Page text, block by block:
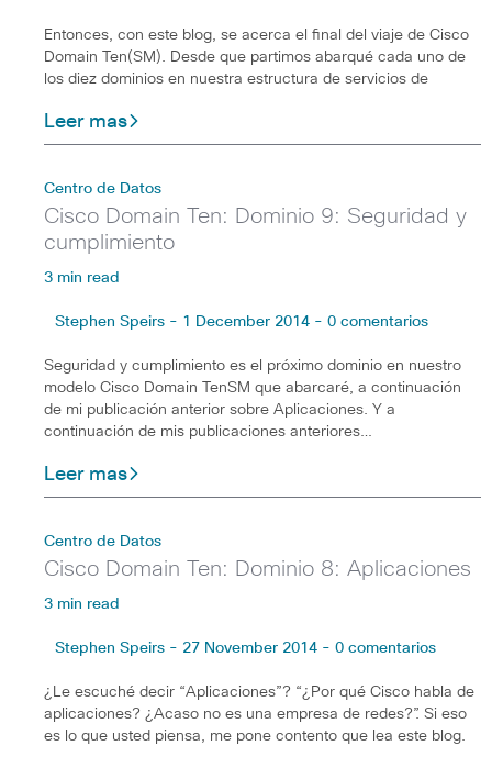
Entonces, con este blog, se acerca el final del viaje de Cisco
Domain Ten(SM). Desde que partimos abarqué cada uno de
los diez dominios en nuestra estructura de servicios de
Leer mas
Centro de Datos
Cisco Domain Ten: Dominio 9: Seguridad y
cumplimiento
3 min read
Stephen Speirs - 1 December 2014 - 0 comentarios
Seguridad y cumplimiento es el próximo dominio en nuestro
modelo Cisco Domain TenSM que abarcaré, a continuación
de mi publicación anterior sobre Aplicaciones. Y a
continuación de mis publicaciones anteriores…
Leer mas
Centro de Datos
Cisco Domain Ten: Dominio 8: Aplicaciones
3 min read
Stephen Speirs - 27 November 2014 - 0 comentarios
¿Le escuché decir “Aplicaciones”? “¿Por qué Cisco habla de
aplicaciones? ¿Acaso no es una empresa de redes?”. Si eso
es lo que usted piensa, me pone contento que lea este blog.